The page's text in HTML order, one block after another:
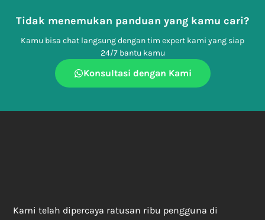
Tidak menemukan panduan yang kamu cari?
Kamu bisa chat langsung dengan tim expert kami yang siap
24/7 bantu kamu
Konsultasi dengan Kami
Kami telah dipercaya ratusan ribu pengguna di